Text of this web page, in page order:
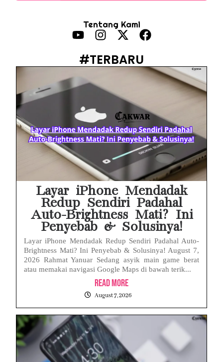
Prabowo Sebut ‘Londo Ireng’, Ray Rangkuti Desak DPR Bersikap, Ini Ulasan Politiknya
MAKI Soroti Penahanan Eks Jampidsus Febrie Adriansyah Tanpa Rompi Pink
Babak Baru Kasus Febrie Adriansyah, Rencana Praperadilan Penyitaan Emas dan Uang Tunai Jadi Sorotan
Baterai Apple Watch Cepat Boros? Ini Penyebab dan Cara Mengatasinya
HP Huawei Cepat Panas? Ini Penyebab Utama dan Cara Mengatasinya
Tentang Kami
#TERBARU
Layar iPhone Mendadak
Redup Sendiri Padahal
Auto-Brightness Mati? Ini
Penyebab & Solusinya!
Layar iPhone Mendadak Redup Sendiri Padahal Auto-
Brightness Mati? Ini Penyebab & Solusinya! August 7,
2026 Rahmat Yanuar Sedang asyik main game berat
atau memakai navigasi Google Maps di bawah terik...
Read More
August 7, 2026